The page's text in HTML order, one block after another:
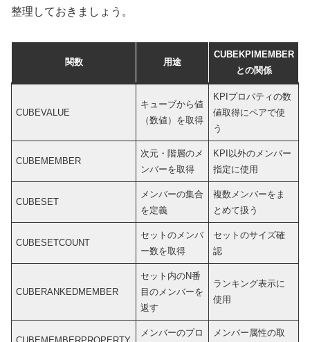
整理しておきましょう。
関数 用途
CUBEKPIMEMBER
との関係
CUBEVALUE
キューブから値
（数値）を取得
KPIプロパティの数
値取得にペアで使
う
CUBEMEMBER
次元・階層のメ
ンバーを取得
KPI以外のメンバー
指定に使用
CUBESET
メンバーの集合
を定義
複数メンバーをま
とめて扱う
CUBESETCOUNT
セットのメンバ
ー数を取得
セットのサイズ確
認
CUBERANKEDMEMBER
セット内のN番
目のメンバーを
返す
ランキング表示に
使用
メンバーのプロ メンバー属性の取